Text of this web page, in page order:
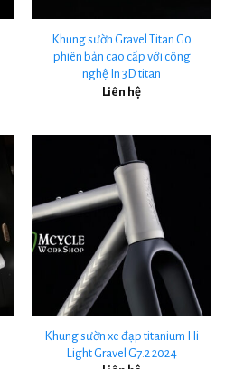
Khung sườn Gravel Titan G0
phiên bản cao cấp với công
nghệ In 3D titan
Liên hệ
Khung sườn xe đạp titanium Hi
Light Gravel G7.2 2024